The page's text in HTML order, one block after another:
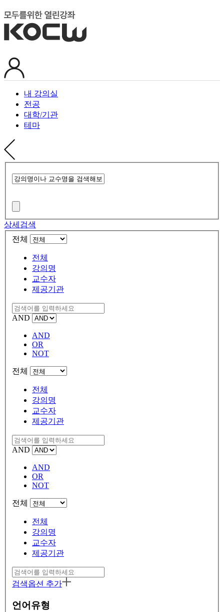
내 강의실
전공
대학/기관
테마
상세검색
전체
전체
강의명
교수자
제공기관
AND
AND
OR
NOT
전체
전체
강의명
교수자
제공기관
AND
AND
OR
NOT
전체
전체
강의명
교수자
제공기관
검색옵션 추가
언어유형